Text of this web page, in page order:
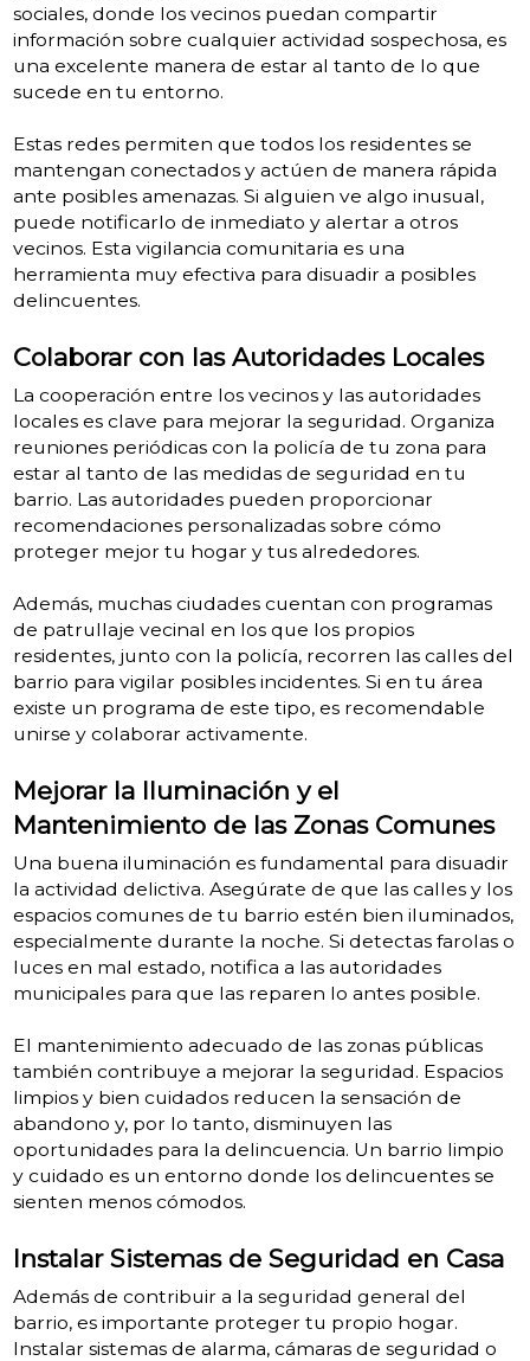
sociales, donde los vecinos puedan compartir
información sobre cualquier actividad sospechosa, es
una excelente manera de estar al tanto de lo que
sucede en tu entorno.
Estas redes permiten que todos los residentes se
mantengan conectados y actúen de manera rápida
ante posibles amenazas. Si alguien ve algo inusual,
puede notificarlo de inmediato y alertar a otros
vecinos. Esta vigilancia comunitaria es una
herramienta muy efectiva para disuadir a posibles
delincuentes.
Colaborar con las Autoridades Locales
La cooperación entre los vecinos y las autoridades
locales es clave para mejorar la seguridad. Organiza
reuniones periódicas con la policía de tu zona para
estar al tanto de las medidas de seguridad en tu
barrio. Las autoridades pueden proporcionar
recomendaciones personalizadas sobre cómo
proteger mejor tu hogar y tus alrededores.
Además, muchas ciudades cuentan con programas
de patrullaje vecinal en los que los propios
residentes, junto con la policía, recorren las calles del
barrio para vigilar posibles incidentes. Si en tu área
existe un programa de este tipo, es recomendable
unirse y colaborar activamente.
Mejorar la Iluminación y el
Mantenimiento de las Zonas Comunes
Una buena iluminación es fundamental para disuadir
la actividad delictiva. Asegúrate de que las calles y los
espacios comunes de tu barrio estén bien iluminados,
especialmente durante la noche. Si detectas farolas o
luces en mal estado, notifica a las autoridades
municipales para que las reparen lo antes posible.
El mantenimiento adecuado de las zonas públicas
también contribuye a mejorar la seguridad. Espacios
limpios y bien cuidados reducen la sensación de
abandono y, por lo tanto, disminuyen las
oportunidades para la delincuencia. Un barrio limpio
y cuidado es un entorno donde los delincuentes se
sienten menos cómodos.
Instalar Sistemas de Seguridad en Casa
Además de contribuir a la seguridad general del
barrio, es importante proteger tu propio hogar.
Instalar sistemas de alarma, cámaras de seguridad o